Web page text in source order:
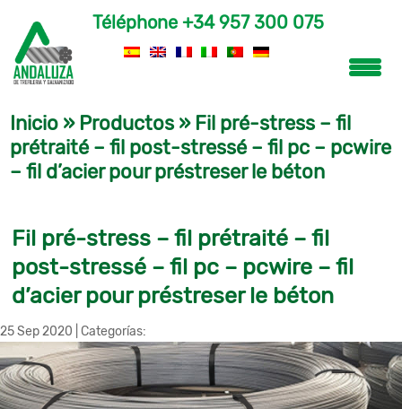
Téléphone +34 957 300 075
Inicio » Productos» Fil pré-stress – fil
prétraité – fil post-stressé – fil pc – pcwire
– fil d’acier pour préstreser le béton
Fil pré-stress – fil prétraité – fil
post-stressé – fil pc – pcwire – fil
d’acier pour préstreser le béton
25 Sep 2020 Categorías: